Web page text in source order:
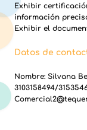
Exhibir
información
Exhibir el
Datos de
Nombre: Silvana
3103158494/